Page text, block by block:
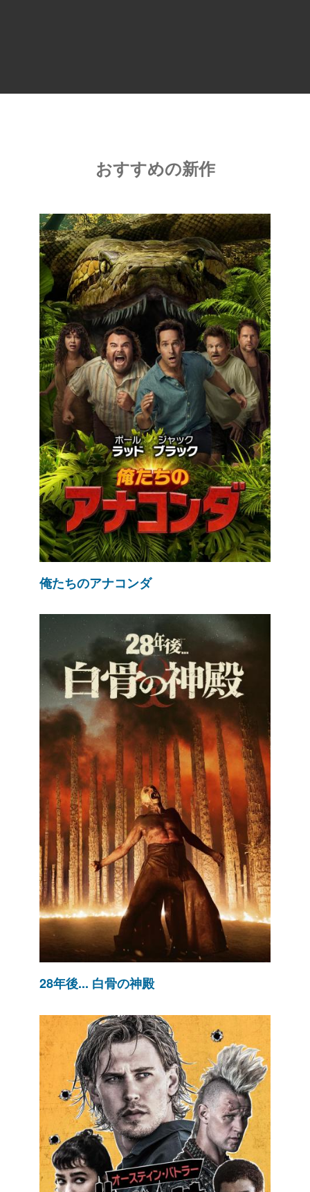
おすすめの新作
俺たちのアナコンダ
28年後... 白骨の神殿